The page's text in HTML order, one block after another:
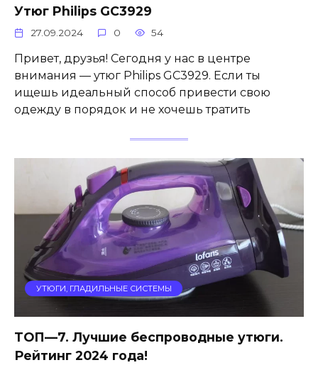
Утюг Philips GC3929
27.09.2024 0 54
Привет, друзья! Сегодня у нас в центре
внимания — утюг Philips GC3929. Если ты
ищешь идеальный способ привести свою
одежду в порядок и не хочешь тратить
УТЮГИ, ГЛАДИЛЬНЫЕ СИСТЕМЫ
ТОП—7. Лучшие беспроводные утюги.
Рейтинг 2024 года!